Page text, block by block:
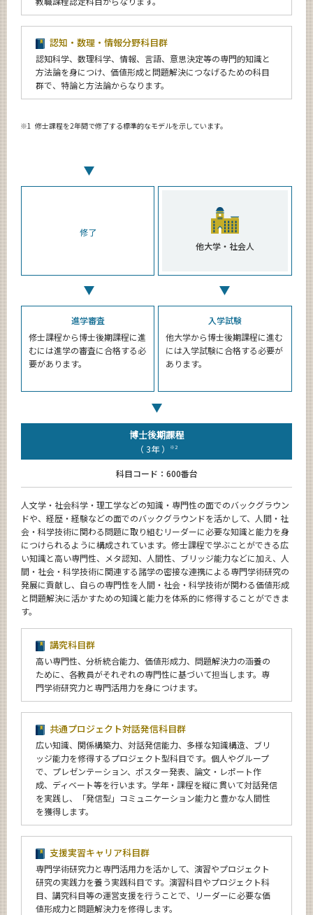
認知・数理・情報分野科目群
認知科学、数理科学、情報、言語、意思決定等の専門的知識と
方法論を身につけ、価値形成と問題解決につなげるための科目
群で、特論と方法論からなります。
※1 修士課程を2年間で修了する標準的なモデルを示しています。
修了
進学審査
修士課程から博士後期課程に進
むには進学の審査に合格する必
要があります。
他大学・社会人
入学試験
他大学から博士後期課程に進む
には入学試験に合格する必要が
あります。
博士後期課程
（ 3年 ） ※2
科目コード：600番台
人文学・社会科学・理工学などの知識・専門性の面でのバックグラウン
ドや、経歴・経験などの面でのバックグラウンドを活かして、人間・社
会・科学技術に関わる問題に取り組むリーダーに必要な知識と能力を身
につけられるように構成されています。修士課程で学ぶことができる広
い知識と高い専門性、メタ認知、人間性、ブリッジ能力などに加え、人
間・社会・科学技術に関連する諸学の密接な連携による専門学術研究の
発展に貢献し、自らの専門性を人間・社会・科学技術が関わる価値形成
と問題解決に活かすための知識と能力を体系的に修得することができま
す。
講究科目群
高い専門性、分析統合能力、価値形成力、問題解決力の涵養の
ために、各教員がそれぞれの専門性に基づいて担当します。専
門学術研究力と専門活用力を身につけます。
共通プロジェクト対話発信科目群
広い知識、関係構築力、対話発信能力、多様な知識構造、ブリ
ッジ能力を修得するプロジェクト型科目です。個人やグループ
で、プレゼンテーション、ポスター発表、論文・レポート作
成、ディベート等を行います。学年・課程を縦に貫いて対話発信
を実践し、「発信型」コミュニケーション能力と豊かな人間性
を獲得します。
支援実習キャリア科目群
専門学術研究力と専門活用力を活かして、演習やプロジェクト
研究の実践力を養う実践科目です。演習科目やプロジェクト科
目、講究科目等の運営支援を行うことで、リーダーに必要な価
値形成力と問題解決力を修得します。